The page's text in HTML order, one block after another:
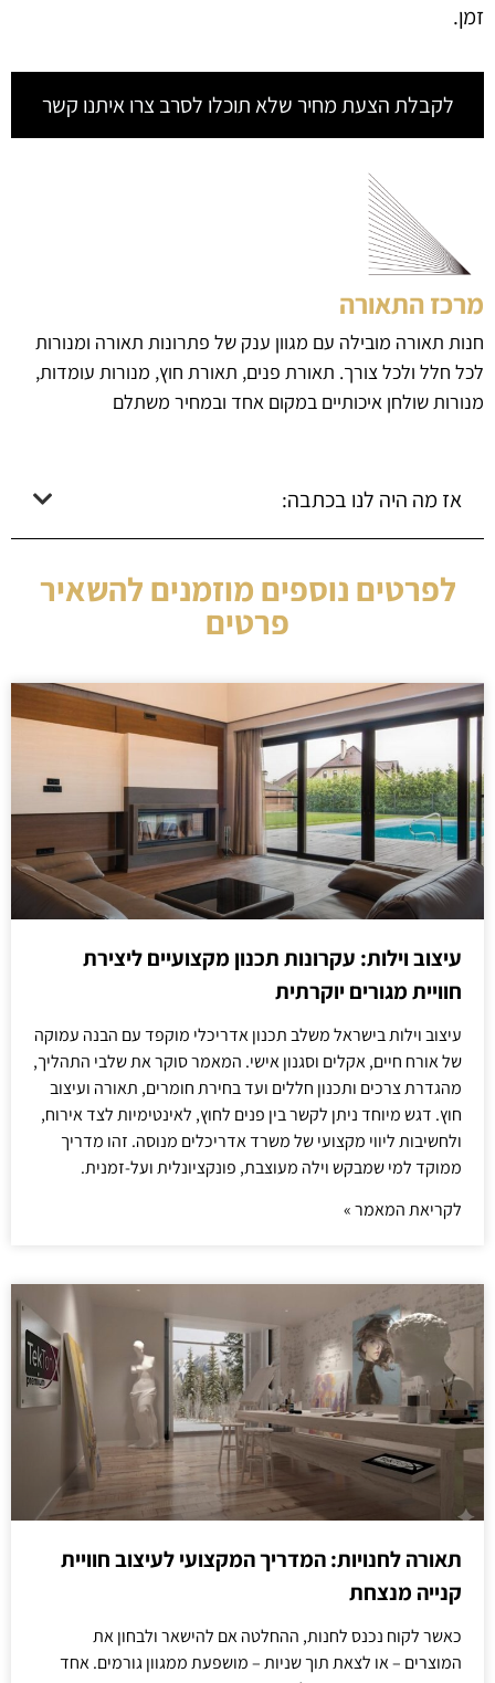
זמן.
לקבלת הצעת מחיר שלא תוכלו לסרב צרו איתנו קשר
מרכז התאורה
חנות תאורה מובילה עם מגוון ענק של פתרונות תאורה ומנורות
לכל חלל ולכל צורך. תאורת פנים, תאורת חוץ, מנורות עומדות,
מנורות שולחן איכותיים במקום אחד ובמחיר משתלם
אז מה היה לנו בכתבה:
לפרטים נוספים מוזמנים להשאיר
פרטים
עיצוב וילות: עקרונות תכנון מקצועיים ליצירת
חוויית מגורים יוקרתית
עיצוב וילות בישראל משלב תכנון אדריכלי מוקפד עם הבנה עמוקה
של אורח חיים, אקלים וסגנון אישי. המאמר סוקר את שלבי התהליך,
מהגדרת צרכים ותכנון חללים ועד בחירת חומרים, תאורה ועיצוב
חוץ. דגש מיוחד ניתן לקשר בין פנים לחוץ, לאינטימיות לצד אירוח,
ולחשיבות ליווי מקצועי של משרד אדריכלים מנוסה. זהו מדריך
ממוקד למי שמבקש וילה מעוצבת, פונקציונלית ועל-זמנית.
לקריאת המאמר »
תאורה לחנויות: המדריך המקצועי לעיצוב חוויית
קנייה מנצחת
כאשר לקוח נכנס לחנות, ההחלטה אם להישאר ולבחון את
המוצרים – או לצאת תוך שניות – מושפעת ממגוון גורמים. אחד